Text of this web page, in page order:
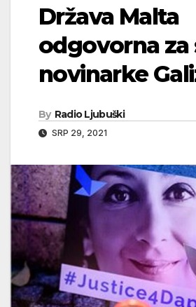
Država Malta
odgovorna
novinarke
By Radio Ljubuški
SRP 29, 2021